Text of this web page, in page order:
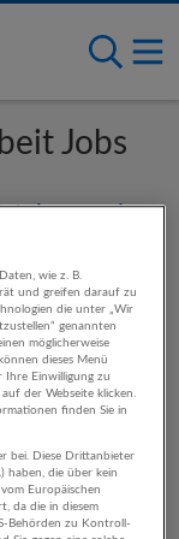
Jobs
ansehen
wie z. B.
und greifen darauf zu
die unter „Wir
genannten
möglicherweise
dieses Menü
Einwilligung zu
der Webseite klicken.
finden Sie in
bei. Diese Drittanbieter
haben, die über kein
Europäischen
da die in diesem
Behörden zu Kontroll-